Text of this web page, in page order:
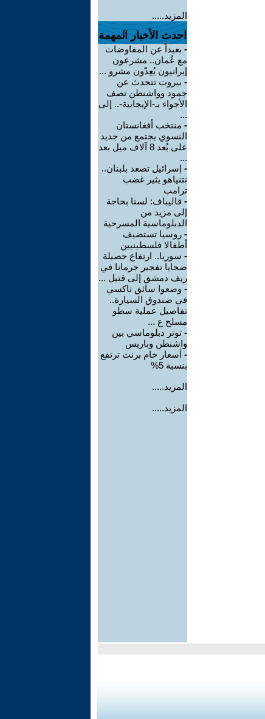
المزيد.....
احدث الأخبار المهمة
- بعيداً عن المفاوضات
مع عُمان.. مشرعون
إيرانيون يُعِدّون مشرو ...
- بيروت تتحدث عن
جمود وواشنطن تصف
الأجواء بـ-الإيجابية-.. إلى
...
- منتخب أفغانستان
النسوي يجتمع من جديد
على بُعد 8 آلاف ميل بعد
...
- إسرائيل تصعد بلبنان..
نتنياهو يثير غضب
ترامب
- قاليباف: لسنا بحاجة
إلى مزيد من
الدبلوماسية المسرحية
- روسيا تستضيف
أطفالا فلسطينيين
- سوريا.. ارتفاع حصيلة
ضحايا تفجير جرمانا في
ريف دمشق إلى قتيل ...
- وضعوا سائق تاكسي
في صندوق السيارة..
تفاصيل عملية سطو
مسلح ع ...
- توتر دبلوماسي بين
واشنطن وباريس
- أسعار خام برنت ترتفع
بنسبة 5%
المزيد.....
المزيد.....